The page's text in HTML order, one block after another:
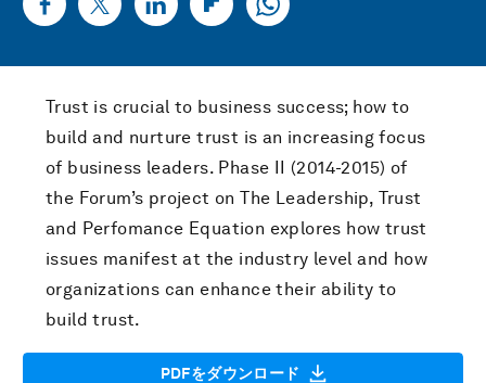
Trust is crucial to business success; how to
build and nurture trust is an increasing focus
of business leaders. Phase II (2014-2015) of
the Forum’s project on The Leadership, Trust
and Perfomance Equation explores how trust
issues manifest at the industry level and how
organizations can enhance their ability to
build trust.
PDFをダウンロード